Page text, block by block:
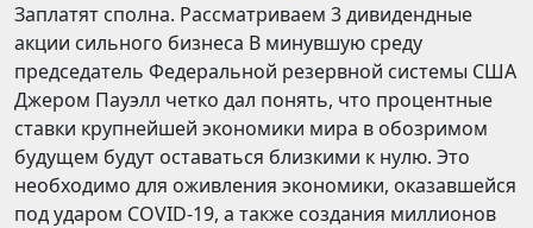
Заплатят сполна. Рассматриваем 3 дивидендные
акции сильного бизнеса В минувшую среду
председатель Федеральной резервной системы США
Джером Пауэлл четко дал понять, что процентные
ставки крупнейшей экономики мира в обозримом
будущем будут оставаться близкими к нулю. Это
необходимо для оживления экономики, оказавшейся
под ударом COVID-19, а также создания миллионов